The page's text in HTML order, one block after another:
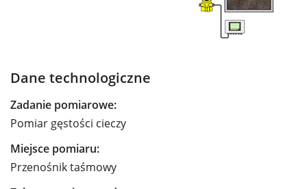
Dane technologiczne
Zadanie pomiarowe:
Pomiar gęstości cieczy
Miejsce pomiaru:
Przenośnik taśmowy